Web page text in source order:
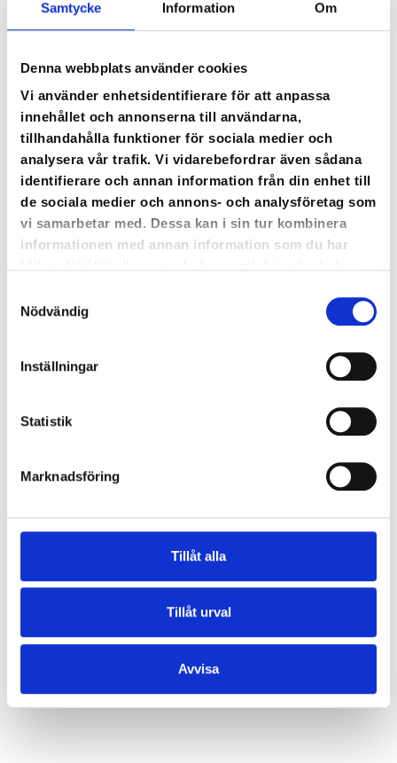
Samtycke Information Om
Denna webbplats använder cookies
Vi använder enhetsidentifierare för att anpassa
innehållet och annonserna till användarna,
tillhandahålla funktioner för sociala medier och
analysera vår trafik. Vi vidarebefordrar även sådana
identifierare och annan information från din enhet till
de sociala medier och annons- och analysföretag som
vi samarbetar med. Dessa kan i sin tur kombinera
informationen med annan information som du har
Nödvändig
Inställningar
Statistik
Marknadsföring
Tillåt alla
Tillåt urval
Avvisa